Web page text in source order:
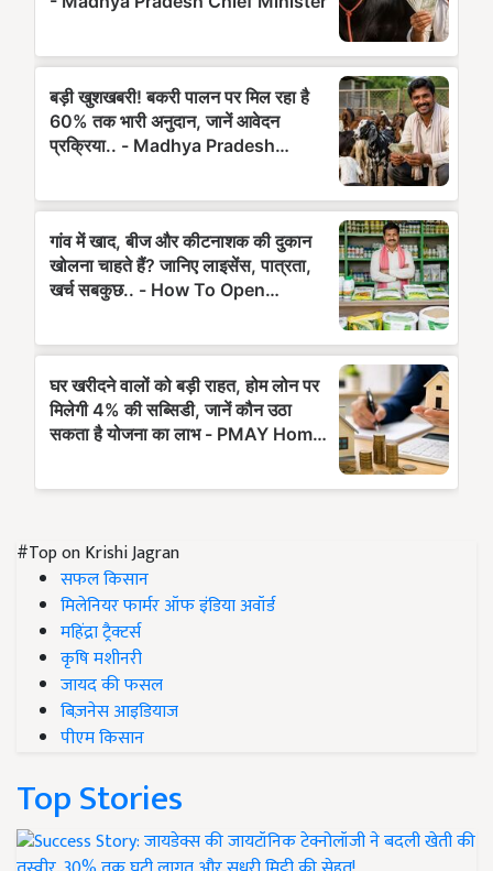
#Top on Krishi Jagran
सफल किसान
मिलेनियर फार्मर ऑफ इंडिया अवॉर्ड
महिंद्रा ट्रैक्टर्स
कृषि मशीनरी
जायद की फसल
बिज़नेस आइडियाज
पीएम किसान
Top Stories